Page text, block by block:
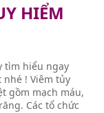
HIỂM
tìm hiểu ngay
! Viêm tủy
gồm mạch máu,
Các tổ chức